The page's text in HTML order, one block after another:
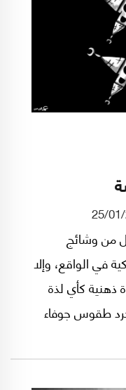
25/
من وشائج
في الواقع، وإلا
كأي لذة
طقوس جوفاء
لا يختص ببيئة